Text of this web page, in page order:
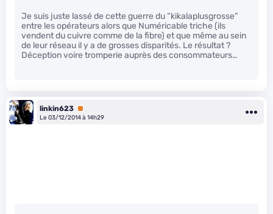
Je suis juste lassé de cette guerre du “kikalaplusgrosse”
entre les opérateurs alors que Numéricable triche (ils
vendent du cuivre comme de la fibre) et que même au sein
de leur réseau il y a de grosses disparités. Le résultat ?
Déception voire tromperie auprès des consommateurs…
linkin623 Premium
Le 03/12/2014 à 14h29